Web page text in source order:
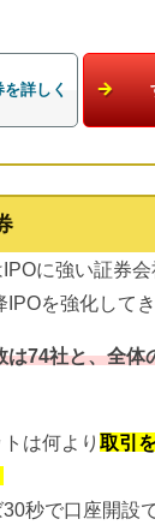
詳しく
に強い証券会
を強化してき
は74社と、全体
は何より 取引
秒で口座開設